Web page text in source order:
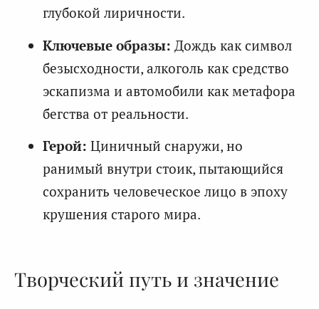
глубокой лиричности.
Ключевые образы: Дождь как символ
безысходности, алкоголь как средство
эскапизма и автомобили как метафора
бегства от реальности.
Герой: Циничный снаружи, но
ранимый внутри стоик, пытающийся
сохранить человеческое лицо в эпоху
крушения старого мира.
Творческий путь и значение